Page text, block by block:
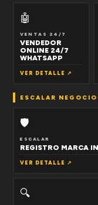
🤖
VENTAS 24/7
VENDEDOR
ONLINE 24/7
WHATSAPP
VER DETALLE ↗
ESCALAR NEGOCIO
🛡
ESCALAR
REGISTRO MARCA
VER DETALLE ↗
🔍